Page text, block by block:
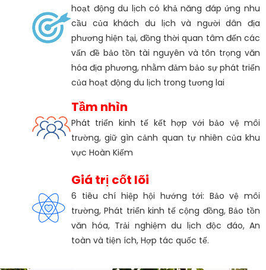
hoạt động du lịch có khả năng đáp ứng nhu
cầu của khách du lịch và người dân địa
phương hiện tại, đồng thời quan tâm đến các
vấn đề bảo tồn tài nguyên và tôn trọng văn
hóa địa phương, nhằm đảm bảo sự phát triển
của hoạt động du lịch trong tương lai
Tầm nhìn
Phát triển kinh tế kết hợp với bảo vệ môi
trường, giữ gìn cảnh quan tự nhiên của khu
vực Hoàn Kiếm
Giá trị cốt lõi
6 tiêu chí hiệp hội hướng tới: Bảo vệ môi
trường, Phát triển kinh tế cộng đồng, Bảo tồn
văn hóa, Trải nghiệm du lịch độc đáo, An
toàn và tiện ích, Hợp tác quốc tế.